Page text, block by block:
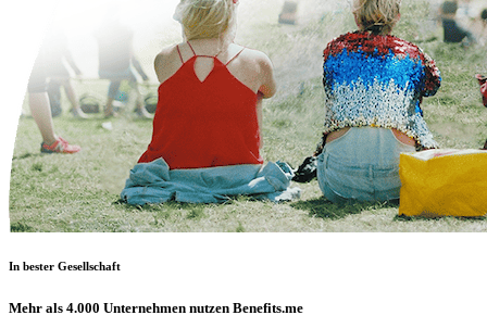
In bester Gesellschaft
Mehr als 4.000 Unternehmen nutzen Benefits.me